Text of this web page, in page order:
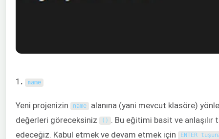
1 . name
Yeni projenizin name alanına (yani mevcut klasöre)
değerleri göreceksiniz
( ) . Bu eğitimi basit ve
edeceğiz. Kabul etmek ve devam etmek için
ENTER